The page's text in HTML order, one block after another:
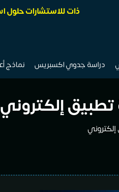
ذات للاستشارات حلول
دراسة جدوي اكسبريس نماذج
إلكتروني